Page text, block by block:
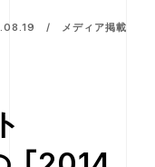
メディア掲載